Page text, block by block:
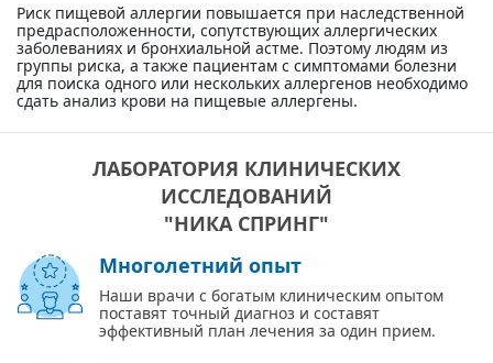
Риск пищевой аллергии повышается при наследственной
предрасположенности, сопутствующих аллергических
заболеваниях и бронхиальной астме. Поэтому людям из
группы риска, а также пациентам с симптомами болезни
для поиска одного или нескольких аллергенов необходимо
сдать анализ крови на пищевые аллергены.
ЛАБОРАТОРИЯ КЛИНИЧЕСКИХ
ИССЛЕДОВАНИЙ
"НИКА СПРИНГ"
Многолетний опыт
Наши врачи с богатым клиническим опытом
поставят точный диагноз и составят
эффективный план лечения за один прием.